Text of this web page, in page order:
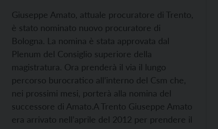
Giuseppe Amato, attuale procuratore di Trento,
è stato nominato nuovo procuratore di
Bologna. La nomina è stata approvata dal
Plenum del Consiglio superiore della
magistratura. Ora prenderà il via il lungo
percorso burocratico all’interno del Csm che,
nei prossimi mesi, porterà alla nomina del
successore di Amato.A Trento Giuseppe Amato
era arrivato nell’aprile del 2012 per prendere il